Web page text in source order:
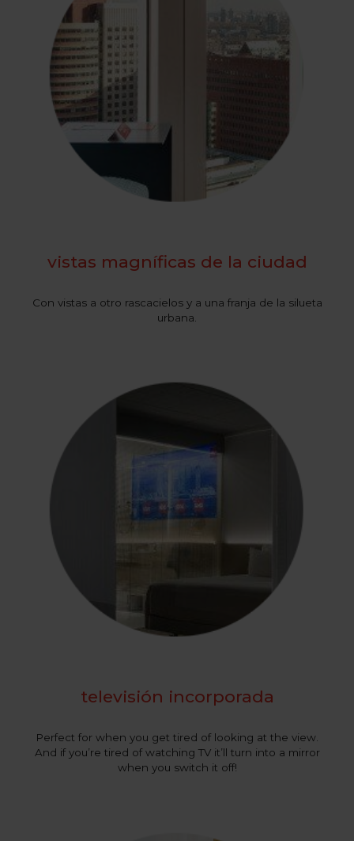
vistas magníficas de la ciudad
Con vistas a otro rascacielos y a una franja de la silueta
urbana.
televisión incorporada
Perfect for when you get tired of looking at the view.
And if you’re tired of watching TV it’ll turn into a mirror
when you switch it off!